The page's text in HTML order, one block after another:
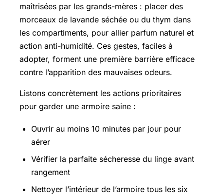
maîtrisées par les grands-mères : placer des
morceaux de lavande séchée ou du thym dans
les compartiments, pour allier parfum naturel et
action anti-humidité. Ces gestes, faciles à
adopter, forment une première barrière efficace
contre l’apparition des mauvaises odeurs.
Listons concrètement les actions prioritaires
pour garder une armoire saine :
Ouvrir au moins 10 minutes par jour pour
aérer
Vérifier la parfaite sécheresse du linge avant
rangement
Nettoyer l’intérieur de l’armoire tous les six